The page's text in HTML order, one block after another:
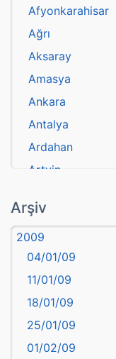
Afyonkarahisar
Ağrı
Aksaray
Amasya
Ankara
Antalya
Ardahan
Artvin
Aydın
Balıkesir
Bartın
başkentler
Batman
Bayburt
Bilecik
Arşiv
2009
04/01/09
11/01/09
18/01/09
25/01/09
01/02/09